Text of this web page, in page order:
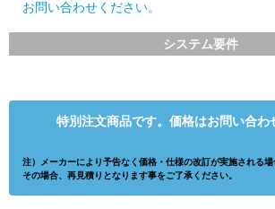
お問い合わせください。
システム要件
特別注文商品です。価格はお問い合わ
注）メーカーにより予告なく価格・仕様の改訂が実施される場
その場合、再見積りとなります事をご了承ください。